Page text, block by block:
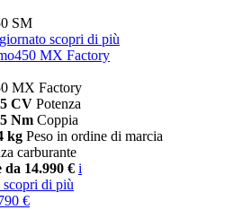
SM
scopri di più
MX Factory
MX Factory
CV Potenza
Nm Coppia
kg Peso in ordine di marcia
carburante
14.990 € i
scopri di più
€